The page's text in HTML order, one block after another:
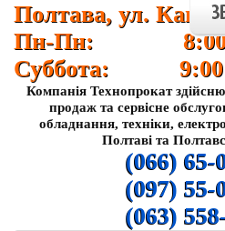
Полтава, ул.
Пн-Пн: 8:00 -
Суббота: 9:00
Компанія Технопрокат
продаж та сервісне
обладнання, техніки,
Полтаві та
(066) 65-
(097) 55-
(063)